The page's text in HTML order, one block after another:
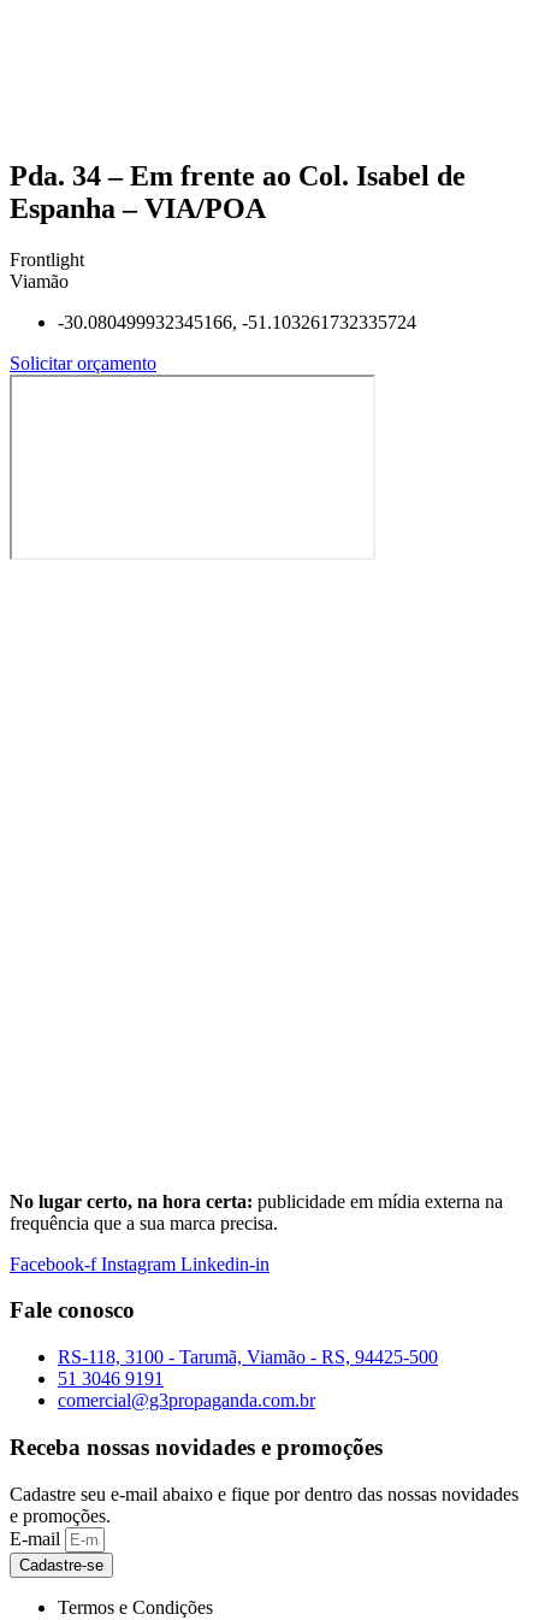
Pda. 34 – Em frente ao Col. Isabel de
Espanha – VIA/POA
Frontlight
Viamão
-30.080499932345166, -51.103261732335724
Solicitar orçamento
No lugar certo, na hora certa: publicidade em mídia externa na
frequência que a sua marca precisa.
Facebook-f Instagram Linkedin-in
Fale conosco
RS-118, 3100 - Tarumã, Viamão - RS, 94425-500
51 3046 9191
comercial@g3propaganda.com.br
Receba nossas novidades e promoções
Cadastre seu e-mail abaixo e fique por dentro das nossas novidades
e promoções.
E-mail
Cadastre-se
Termos e Condições